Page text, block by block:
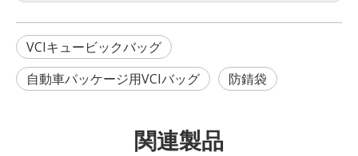
VCIキュービックバッグ
自動車パッケージ用VCIバッグ
防錆袋
関連製品